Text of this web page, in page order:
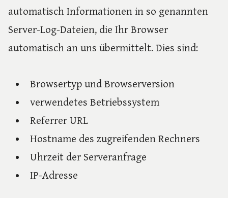
automatisch Informationen in so genannten
Server-Log-Dateien, die Ihr Browser
automatisch an uns übermittelt. Dies sind:
Browsertyp und Browserversion
verwendetes Betriebssystem
Referrer URL
Hostname des zugreifenden Rechners
Uhrzeit der Serveranfrage
IP-Adresse